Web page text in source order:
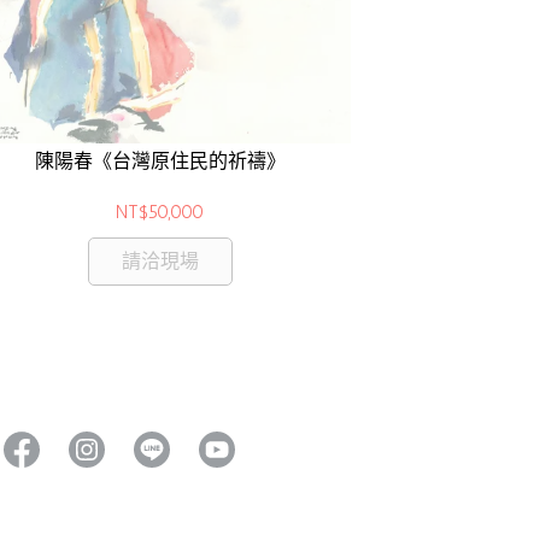
陳陽春《台灣原住民的祈禱》
NT$50,000
請洽現場